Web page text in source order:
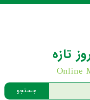
جستجو
تازه
Online